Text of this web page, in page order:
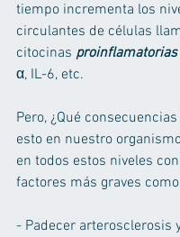
tiempo incrementa los
circulantes de células
citocinas proinflamatorias
α, IL-6, etc.
Pero, ¿Qué
esto en nuestro
en todos estos niveles
factores más graves
- Padecer arterosclerosis